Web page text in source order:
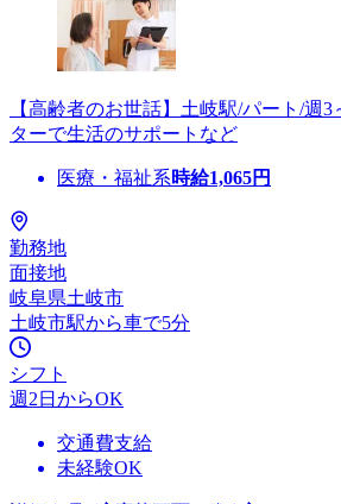
【高齢者のお世話】土岐駅/パート/週
ターで生活のサポートなど
医療・福祉系時給1,065円
勤務地
面接地
岐阜県土岐市
土岐市駅から車で5分
シフト
週2日からOK
交通費支給
未経験OK